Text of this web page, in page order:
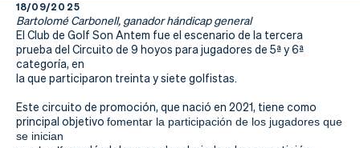
La
Federación
Federarse
Jugar
18/09/2025
Bartolomé Carbonell, ganador hándicap general
El Club de Golf Son Antem fue el escenario de la tercera
prueba del Circuito de 9 hoyos para jugadores de 5ª y 6ª
categoría, en
la que participaron treinta y siete golfistas.
Este circuito de promoción, que nació en 2021, tiene como
principal objetivo fomentar la participación de los jugadores que
se inician